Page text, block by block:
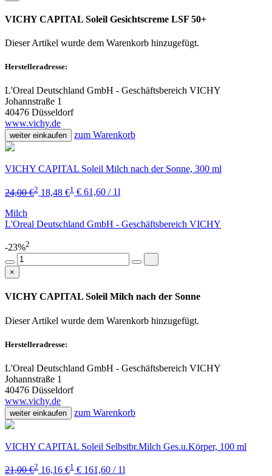
VICHY CAPITAL Soleil Gesichtscreme LSF 50+
Dieser Artikel wurde dem Warenkorb hinzugefügt.
Herstelleradresse:
L'Oreal Deutschland GmbH - Geschäftsbereich VICHY
Johannstraße 1
40476 Düsseldorf
www.vichy.de
weiter einkaufen zum Warenkorb
VICHY CAPITAL Soleil Milch nach der Sonne, 300 ml
24,00 €2 18,48 €1 € 61,60 / 1l
Milch
L'Oreal Deutschland GmbH - Geschäftsbereich VICHY
-23%2
×
VICHY CAPITAL Soleil Milch nach der Sonne
Dieser Artikel wurde dem Warenkorb hinzugefügt.
Herstelleradresse:
L'Oreal Deutschland GmbH - Geschäftsbereich VICHY
Johannstraße 1
40476 Düsseldorf
www.vichy.de
weiter einkaufen zum Warenkorb
VICHY CAPITAL Soleil Selbstbr.Milch Ges.u.Körper, 100 ml
21,00 €2 16,16 €1 € 161,60 / 1l